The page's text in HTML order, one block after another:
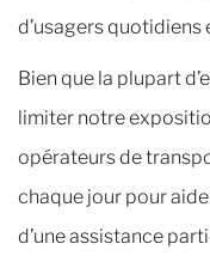
d’usagers quotidiens
Bien que la plupart
limiter notre
opérateurs de
chaque jour pour
d’une assistance